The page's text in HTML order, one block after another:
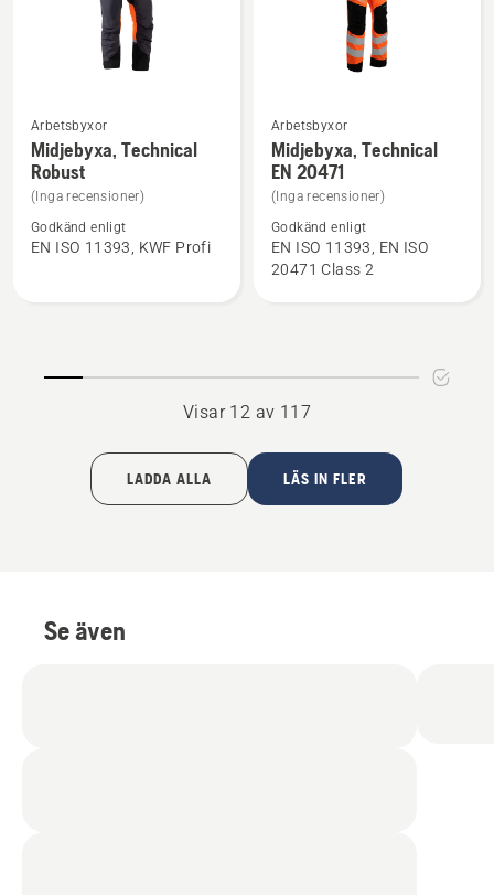
Se
mer
information
om
Midjebyxa,
Arbetsbyxor
Midjebyxa, Technical
Robust
(Inga recensioner)
Godkänd enligt
EN ISO 11393, KWF Profi
Se
mer
information
om
Midjebyxa,
Technical
Arbetsbyxor
Midjebyxa, Technical
EN 20471
(Inga recensioner)
Godkänd enligt
EN ISO 11393, EN ISO
20471 Class 2
Visar 12 av 117
LADDA ALLA LÄS IN FLER
Se även